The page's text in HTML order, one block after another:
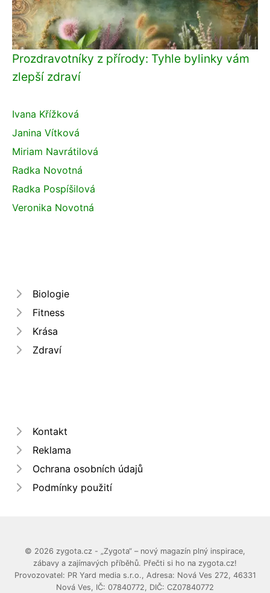
Prozdravotníky z přírody: Tyhle bylinky vám
zlepší zdraví
Ivana Křížková
Janina Vítková
Miriam Navrátilová
Radka Novotná
Radka Pospíšilová
Veronika Novotná
Biologie
Fitness
Krása
Zdraví
Kontakt
Reklama
Ochrana osobních údajů
Podmínky použití
© 2026 zygota.cz - „Zygota“ – nový magazín plný inspirace,
zábavy a zajímavých příběhů. Přečti si ho na zygota.cz!
Provozovatel: PR Yard media s.r.o., Adresa: Nová Ves 272, 46331
Nová Ves, IČ: 07840772, DIČ: CZ07840772